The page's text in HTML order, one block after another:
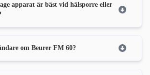
apparat är bäst vid hälsporre eller
om Beurer FM 60?